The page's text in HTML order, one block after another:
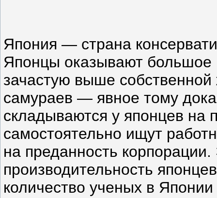
Япония — страна
Японцы оказывают большое
зачастую выше собственной
самураев — явное тому
складываются у японцев на
самостоятельно ищут
на преданность
производительность
количество ученых в